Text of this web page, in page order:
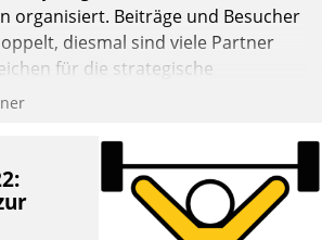
organisiert. Beiträge und Besucher
diesmal sind viele Partner
für die strategische
den Kunden.